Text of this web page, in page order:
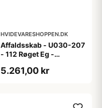
HVIDEVARESHOPPEN.DK
Affaldsskab - U030-207
- 112 Røget Eg -
5.261,00 kr